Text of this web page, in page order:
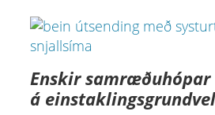
Enskir
á